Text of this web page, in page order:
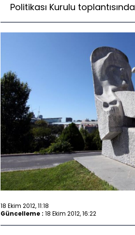
Politikası Kurulu toplantısında
18 Ekim 2012, 11:18
Güncelleme : 18 Ekim 2012, 16:22